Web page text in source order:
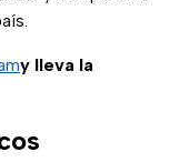
y lleva la